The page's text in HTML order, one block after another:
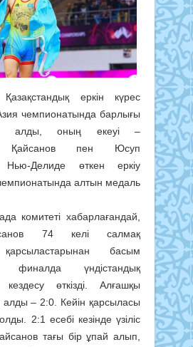
Қазақстандық еркін күрес
чемпионатында барлығы
алды, оның екеуі –
Қайсанов пен Юсуп
Нью-Делиде өткен еркіy
алтын медаль
комитеті хабарлағандай,
74 келі салмақ
басым
үндістандық
өткізді. Алғашқы
– 2:0. Кейін қарсыласы
2:1 есебі кезінде үзіліс
тағы бір ұпай алып,